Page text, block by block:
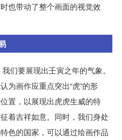
也带动了整个画面的视觉效
们要展现出壬寅之年的气象。
为画作应重点突出“虎”的形
置，以展现出虎虎生威的特
着吉祥如意。同时，我们身处
色的国家，可以通过绘画作品